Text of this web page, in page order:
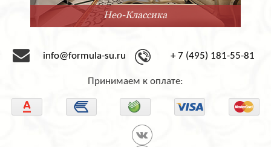
Нео-Классика
info@formula-su.ru + 7 (495) 181-55-81
Принимаем к оплате: